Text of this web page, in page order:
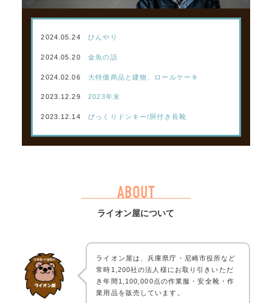
2024.05.24 ひんやり
2024.05.20 金魚の話
2024.02.06 大特価商品と建物、ロールケーキ
2023.12.29 2023年末
2023.12.14 びっくりドンキー/胴付き長靴
ABOUT
ライオン屋について
ライオン屋は、兵庫県庁・尼崎市役所など
常時1,200社の法人様にお取り引きいただ
き年間1,100,000点の作業服・安全靴・作
業用品を販売しています。